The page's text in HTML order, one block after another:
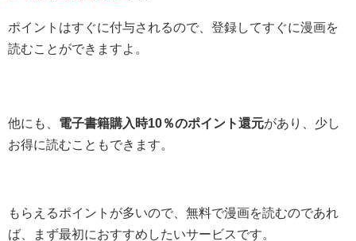
ポイントはすぐに付与されるので、登録してすぐに漫画を
読むことができますよ。
他にも、 電子書籍購入時10％のポイント還元があり、少し
お得に読むこともできます。
もらえるポイントが多いので、無料で漫画を読むのであれ
ば、まず最初におすすめしたいサービスです。